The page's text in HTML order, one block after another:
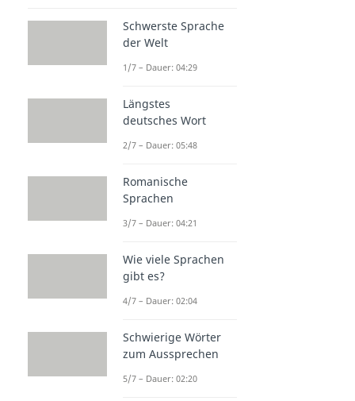
Schwerste Sprache
der Welt
1/7 – Dauer: 04:29
Längstes
deutsches Wort
2/7 – Dauer: 05:48
Romanische
Sprachen
3/7 – Dauer: 04:21
Wie viele Sprachen
gibt es?
4/7 – Dauer: 02:04
Schwierige Wörter
zum Aussprechen
5/7 – Dauer: 02:20